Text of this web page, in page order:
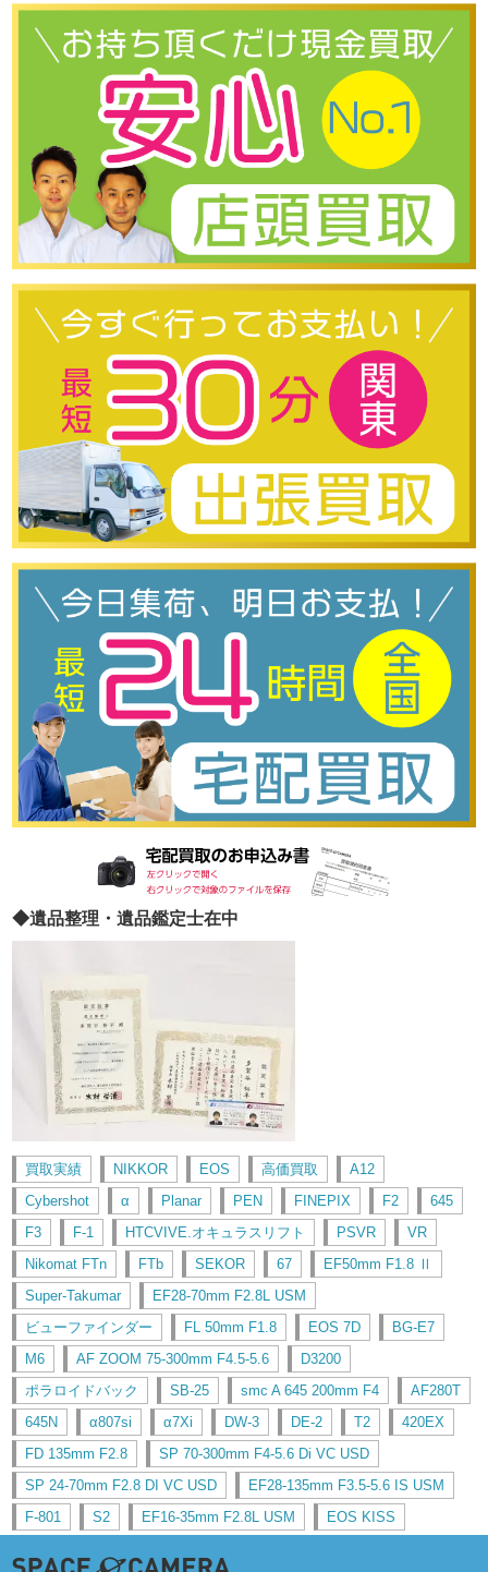
◆遺品整理・遺品鑑定士在中
買取実績 NIKKOR EOS 高価買取
A12
Cybershot
α Planar PEN FINEPIX F2
645
F3
F-1 HTCVIVE.オキュラスリフト PSVR
VR
Nikomat FTn
FTb SEKOR 67
EF50mm F1.8 Ⅱ
Super-Takumar
EF28-70mm F2.8L USM
ビューファインダー
FL 50mm F1.8 EOS 7D
BG-E7
M6
AF ZOOM 75-300mm F4.5-5.6
D3200
ポラロイドバック
SB-25 smc A 645 200mm F4
AF280T
645N
α807si α7Xi DW-3 DE-2 T2
420EX
FD 135mm F2.8
SP 70-300mm F4-5.6 Di VC USD
SP 24-70mm F2.8 DI VC USD
EF28-135mm F3.5-5.6 IS USM
F-801
S2 EF16-35mm F2.8L USM EOS KISS